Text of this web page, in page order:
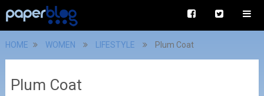
HOME WOMEN LIFESTYLE Plum Coat
Plum Coat